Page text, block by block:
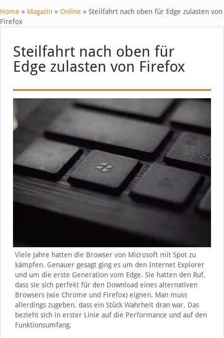
Home » Magazin » Online » Steilfahrt nach oben für Edge zulasten von
Firefox
Steilfahrt nach oben für
Edge zulasten von Firefox
Viele Jahre hatten die Browser von Microsoft mit Spot zu
kämpfen. Genauer gesagt ging es um den Internet Explorer
und um die erste Generation vom Edge. Sie hatten den Ruf,
dass sie sich perfekt für den Download eines alternativen
Browsers (wie Chrome und Firefox) eignen. Man muss
allerdings zugeben, dass ein Stück Wahrheit dran war. Das
bezieht sich in erster Linie auf die Performance und auf den
Funktionsumfang.